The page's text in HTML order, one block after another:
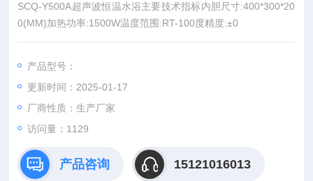
SCQ-Y500A超声波恒温水浴主要技术指标内胆尺寸:400*300*20
0(MM)加热功率:1500W温度范围:RT-100度精度:±0
产品型号：
更新时间：2025-01-17
厂商性质：生产厂家
访问量：1129
产品咨询 15121016013